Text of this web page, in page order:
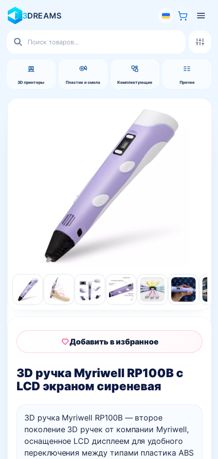
3DREAMS
3D принтеры Пластик и смола Комплектующие Прочее
товаров
3D ручка Myriwell RP100B с
LCD экраном сиреневая
3D ручка Myriwell RP100B — второе
поколение 3D ручек от компании Myriwell,
оснащенное LCD дисплеем для удобного
переключения между типами пластика ABS
Добавить в избранное